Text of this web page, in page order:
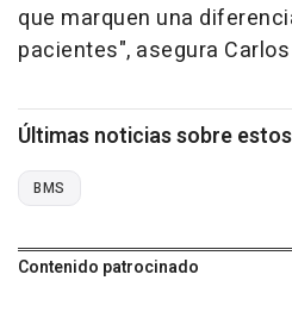
que marquen una
pacientes", asegura
Últimas noticias sobre
BMS
Contenido patrocinado